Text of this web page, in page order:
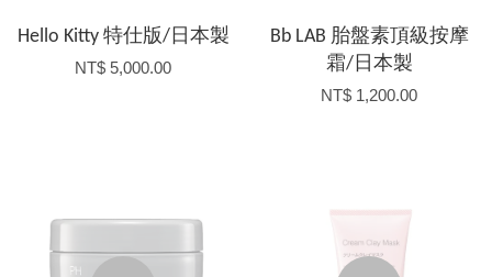
Hello Kitty 特仕版/日本製
NT$ 5,000.00
Bb LAB 胎盤素頂級按摩
霜/日本製
NT$ 1,200.00